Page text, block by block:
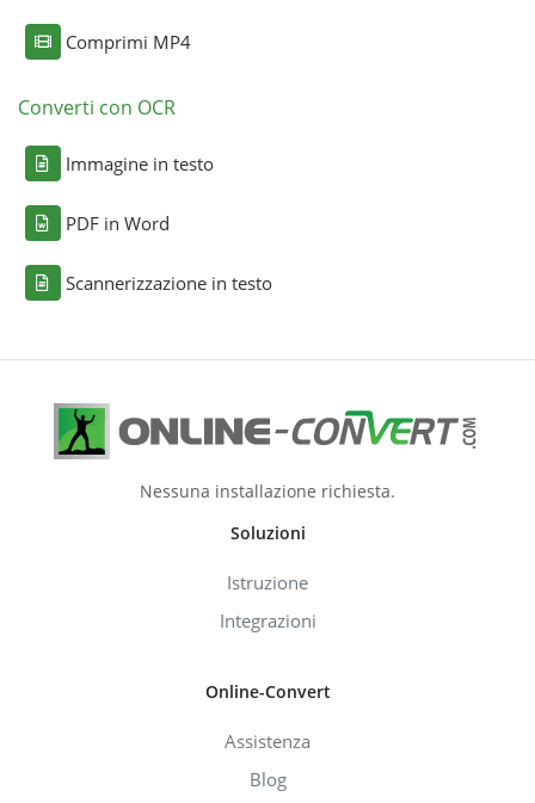
Comprimi MP4
Converti con OCR
Immagine in testo
PDF in Word
Scannerizzazione in testo
Nessuna installazione richiesta.
Soluzioni
Istruzione
Integrazioni
Online-Convert
Assistenza
Blog